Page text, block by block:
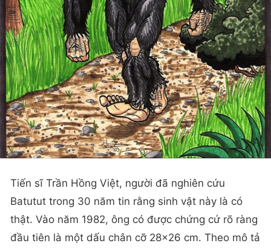
Tiến sĩ Trần Hồng Việt, người đã nghiên cứu
Batutut trong 30 năm tin rằng sinh vật này là có
thật. Vào năm 1982, ông có được chứng cứ rõ ràng
đầu tiên là một dấu chân cỡ 28×26 cm. Theo mô tả